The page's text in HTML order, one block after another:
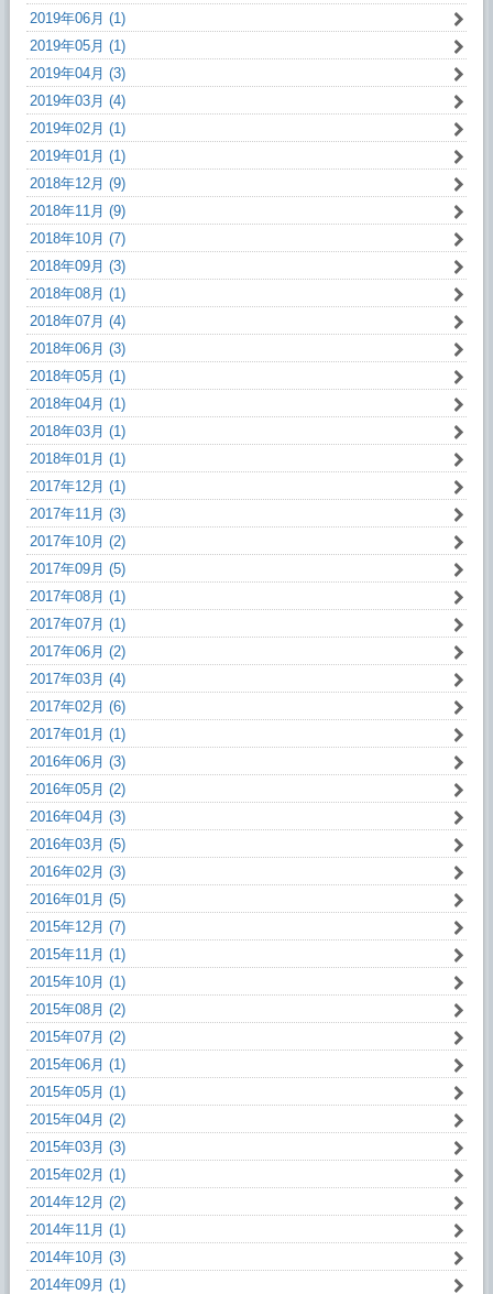
2019年06月 (1)
2019年05月 (1)
2019年04月 (3)
2019年03月 (4)
2019年02月 (1)
2019年01月 (1)
2018年12月 (9)
2018年11月 (9)
2018年10月 (7)
2018年09月 (3)
2018年08月 (1)
2018年07月 (4)
2018年06月 (3)
2018年05月 (1)
2018年04月 (1)
2018年03月 (1)
2018年01月 (1)
2017年12月 (1)
2017年11月 (3)
2017年10月 (2)
2017年09月 (5)
2017年08月 (1)
2017年07月 (1)
2017年06月 (2)
2017年03月 (4)
2017年02月 (6)
2017年01月 (1)
2016年06月 (3)
2016年05月 (2)
2016年04月 (3)
2016年03月 (5)
2016年02月 (3)
2016年01月 (5)
2015年12月 (7)
2015年11月 (1)
2015年10月 (1)
2015年08月 (2)
2015年07月 (2)
2015年06月 (1)
2015年05月 (1)
2015年04月 (2)
2015年03月 (3)
2015年02月 (1)
2014年12月 (2)
2014年11月 (1)
2014年10月 (3)
2014年09月 (1)